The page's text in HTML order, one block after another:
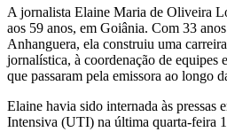
A jornalista Elaine Maria de Oliveira
aos 59 anos, em Goiânia. Com 33
Anhanguera, ela construiu uma
jornalística, à coordenação de equipes
que passaram pela emissora ao longo
Elaine havia sido internada às pressas
Intensiva (UTI) na última quarta-feira